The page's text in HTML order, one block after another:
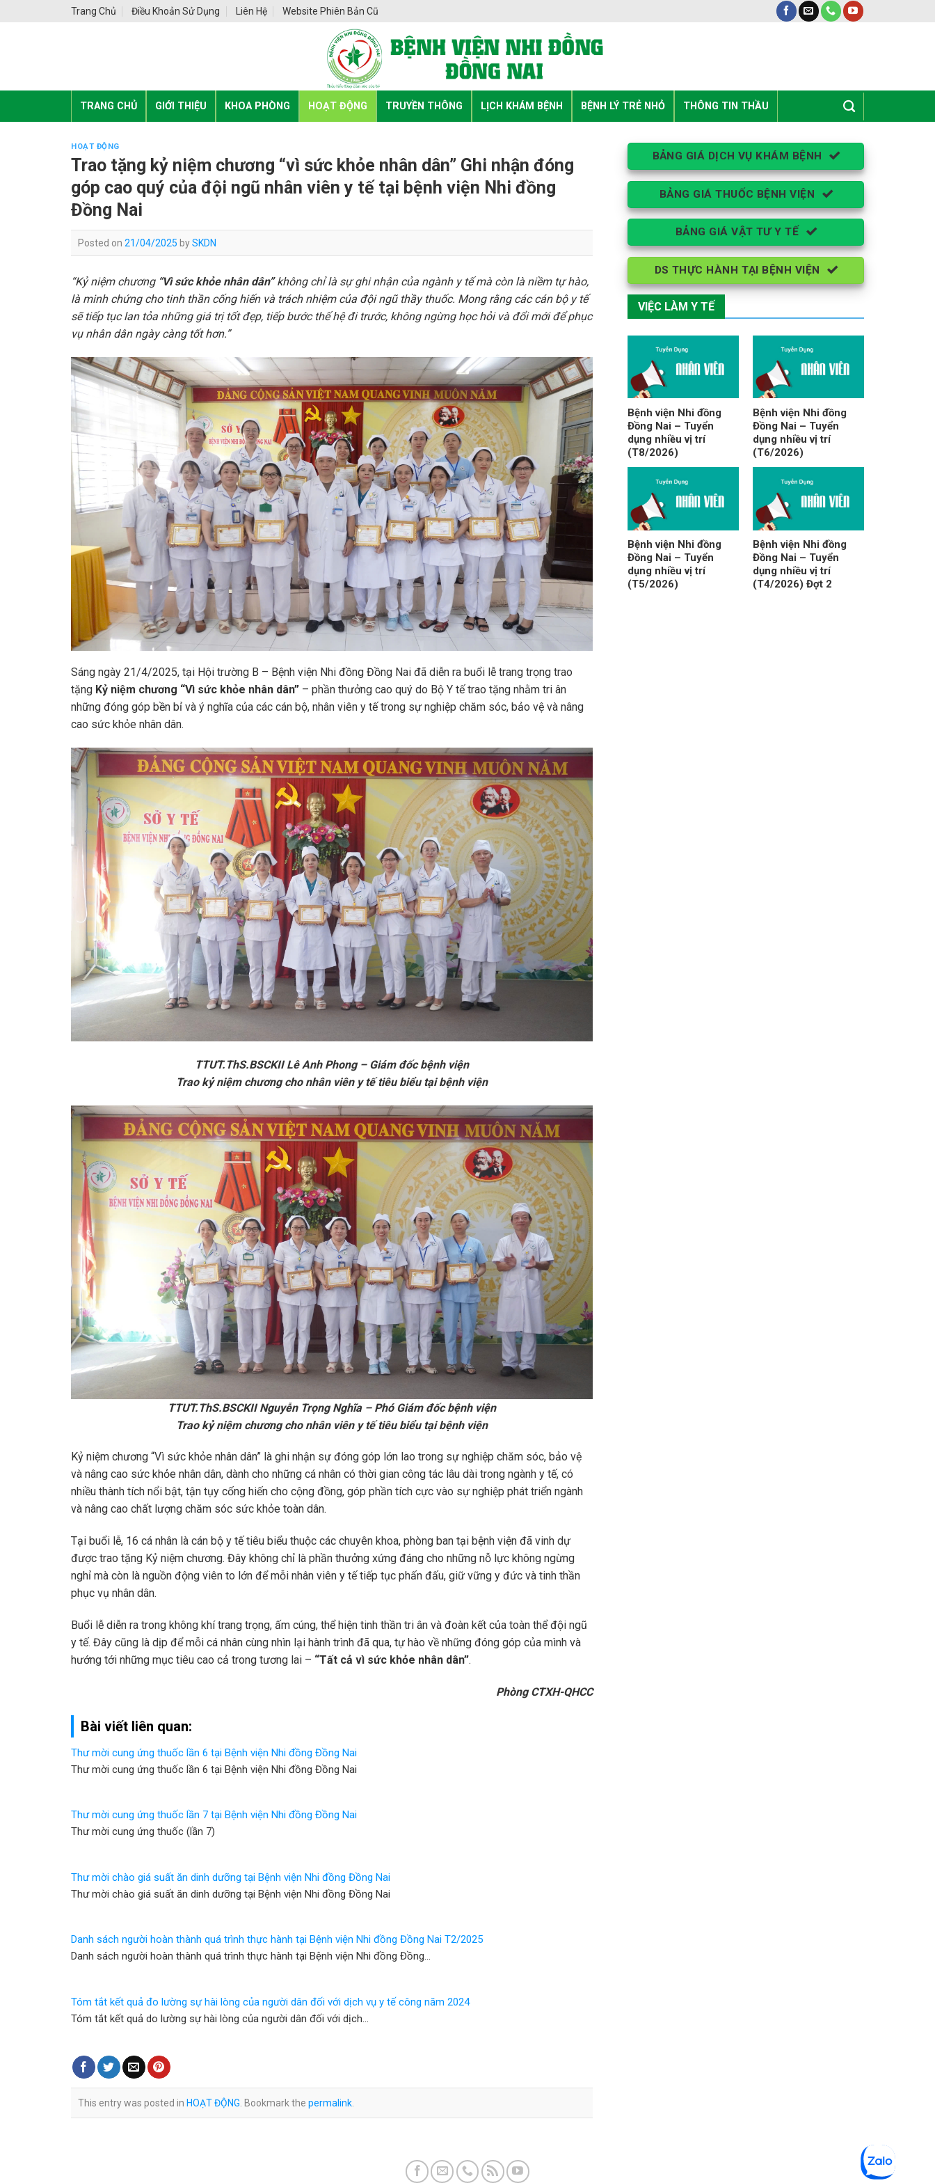
Trang Chủ Điều Khoản Sử Dụng Liên Hệ Website Phiên Bản Cũ
TRANG CHỦ GIỚI THIỆU KHOA PHÒNG HOẠT ĐỘNG TRUYỀN THÔNG LỊCH KHÁM BỆNH BỆNH LÝ TRẺ NHỎ THÔNG TIN THẦU
HOẠT ĐỘNG
Trao tặng kỷ niệm chương “vì sức khỏe nhân dân” Ghi nhận đóng
góp cao quý của đội ngũ nhân viên y tế tại bệnh viện Nhi đồng
Đồng Nai
Posted on 21/04/2025 bySKDN
“Kỷ niệm chương “Vì sức khỏe nhân dân”không chỉ là sự ghi nhận của ngành y tế mà còn là niềm tự hào,
là minh chứng cho tinh thần cống hiến và trách nhiệm của đội ngũ thầy thuốc. Mong rằng các cán bộ y tế
sẽ tiếp tục lan tỏa những giá trị tốt đẹp, tiếp bước thế hệ đi trước, không ngừng học hỏi và đổi mới để phục
vụ nhân dân ngày càng tốt hơn.”
Sáng ngày 21/4/2025, tại Hội trường B – Bệnh viện Nhi đồng Đồng Nai đã diễn ra buổi lễ trang trọng trao
tặng Kỷ niệm chương “Vì sức khỏe nhân dân” – phần thưởng cao quý do Bộ Y tế trao tặng nhằm tri ân
những đóng góp bền bỉ và ý nghĩa của các cán bộ, nhân viên y tế trong sự nghiệp chăm sóc, bảo vệ và nâng
cao sức khỏe nhân dân.
TTƯT.ThS.BSCKII Lê Anh Phong – Giám đốc bệnh viện
Trao kỷ niệm chương cho nhân viên y tế tiêu biểu tại bệnh viện
TTƯT.ThS.BSCKII Nguyễn Trọng Nghĩa – Phó Giám đốc bệnh viện
Trao kỷ niệm chương cho nhân viên y tế tiêu biểu tại bệnh viện
Kỷ niệm chương “Vì sức khỏe nhân dân” là ghi nhận sự đóng góp lớn lao trong sự nghiệp chăm sóc, bảo vệ
và nâng cao sức khỏe nhân dân, dành cho những cá nhân có thời gian công tác lâu dài trong ngành y tế, có
nhiều thành tích nổi bật, tận tụy cống hiến cho cộng đồng, góp phần tích cực vào sự nghiệp phát triển ngành
và nâng cao chất lượng chăm sóc sức khỏe toàn dân.
Tại buổi lễ, 16 cá nhân là cán bộ y tế tiêu biểu thuộc các chuyên khoa, phòng ban tại bệnh viện đã vinh dự
được trao tặng Kỷ niệm chương. Đây không chỉ là phần thưởng xứng đáng cho những nỗ lực không ngừng
nghỉ mà còn là nguồn động viên to lớn để mỗi nhân viên y tế tiếp tục phấn đấu, giữ vững y đức và tinh thần
phục vụ nhân dân.
Buổi lễ diễn ra trong không khí trang trọng, ấm cúng, thể hiện tinh thần tri ân và đoàn kết của toàn thể đội ngũ
y tế. Đây cũng là dịp để mỗi cá nhân cùng nhìn lại hành trình đã qua, tự hào về những đóng góp của mình và
hướng tới những mục tiêu cao cả trong tương lai – “Tất cả vì sức khỏe nhân dân”.
Phòng CTXH-QHCC
Bài viết liên quan:
Thư mời cung ứng thuốc lần 6 tại Bệnh viện Nhi đồng Đồng Nai
Thư mời cung ứng thuốc lần 6 tại Bệnh viện Nhi đồng Đồng Nai
Thư mời cung ứng thuốc lần 7 tại Bệnh viện Nhi đồng Đồng Nai
Thư mời cung ứng thuốc (lần 7)
Thư mời chào giá suất ăn dinh dưỡng tại Bệnh viện Nhi đồng Đồng Nai
Thư mời chào giá suất ăn dinh dưỡng tại Bệnh viện Nhi đồng Đồng Nai
Danh sách người hoàn thành quá trình thực hành tại Bệnh viện Nhi đồng Đồng Nai T2/2025
Danh sách người hoàn thành quá trình thực hành tại Bệnh viện Nhi đồng Đồng…
Tóm tắt kết quả đo lường sự hài lòng của người dân đối với dịch vụ y tế công năm 2024
Tóm tắt kết quả do lường sự hài lòng của người dân đối với dịch…
This entry was posted in HOẠT ĐỘNG. Bookmark the permalink.
BẢNG GIÁ DỊCH VỤ KHÁM BỆNH
BẢNG GIÁ THUỐC BỆNH VIỆN
BẢNG GIÁ VẬT TƯ Y TẾ
DS THỰC HÀNH TẠI BỆNH VIỆN
VIỆC LÀM Y TẾ
Bệnh viện Nhi đồng
Đồng Nai – Tuyển
dụng nhiều vị trí
(T8/2026)
Bệnh viện Nhi đồng
Đồng Nai – Tuyển
dụng nhiều vị trí
(T6/2026)
Bệnh viện Nhi đồng
Đồng Nai – Tuyển
dụng nhiều vị trí
(T5/2026)
Bệnh viện Nhi đồng
Đồng Nai – Tuyển
dụng nhiều vị trí
(T4/2026) Đợt 2